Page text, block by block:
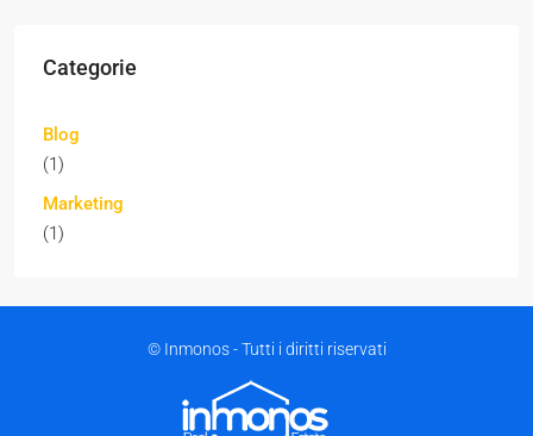
Categorie
Blog
(1)
Marketing
(1)
© Inmonos - Tutti i diritti riservati